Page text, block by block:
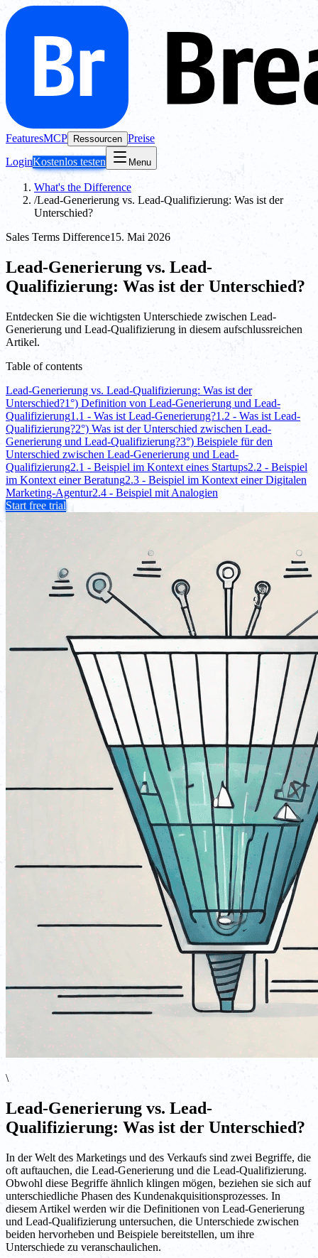
FeaturesMCP Ressourcen Preise
LoginKostenlos testen Menu
What's the Difference
/Lead-Generierung vs. Lead-Qualifizierung: Was ist der
Unterschied?
Sales Terms Difference15. Mai 2026
Lead-Generierung vs. Lead-
Qualifizierung: Was ist der Unterschied?
Entdecken Sie die wichtigsten Unterschiede zwischen Lead-
Generierung und Lead-Qualifizierung in diesem aufschlussreichen
Artikel.
Table of contents
Lead-Generierung vs. Lead-Qualifizierung: Was ist der
Unterschied?1°) Definition von Lead-Generierung und Lead-
Qualifizierung1.1 - Was ist Lead-Generierung?1.2 - Was ist Lead-
Qualifizierung?2°) Was ist der Unterschied zwischen Lead-
Generierung und Lead-Qualifizierung?3°) Beispiele für den
Unterschied zwischen Lead-Generierung und Lead-
Qualifizierung2.1 - Beispiel im Kontext eines Startups2.2 - Beispiel
im Kontext einer Beratung2.3 - Beispiel im Kontext einer Digitalen
Marketing-Agentur2.4 - Beispiel mit Analogien
Start free trial
\
Lead-Generierung vs. Lead-
Qualifizierung: Was ist der Unterschied?
In der Welt des Marketings und des Verkaufs sind zwei Begriffe, die
oft auftauchen, die Lead-Generierung und die Lead-Qualifizierung.
Obwohl diese Begriffe ähnlich klingen mögen, beziehen sie sich auf
unterschiedliche Phasen des Kundenakquisitionsprozesses. In
diesem Artikel werden wir die Definitionen von Lead-Generierung
und Lead-Qualifizierung untersuchen, die Unterschiede zwischen
beiden hervorheben und Beispiele bereitstellen, um ihre
Unterschiede zu veranschaulichen.